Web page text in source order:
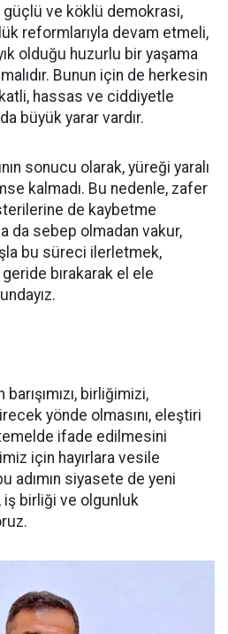
ve köklü demokrasi,
reformlarıyla devam etmeli,
olduğu huzurlu bir yaşama
Bunun için de herkesin
hassas ve ciddiyetle
büyük yarar vardır.
sonucu olarak, yüreği yaralı
kalmadı. Bu nedenle, zafer
de kaybetme
da sebep olmadan vakur,
bu süreci ilerletmek,
geride bırakarak el ele
birliğimizi,
yönde olmasını, eleştiri
temelde ifade edilmesini
için hayırlara vesile
adımın siyasete de yeni
iş birliği ve olgunluk